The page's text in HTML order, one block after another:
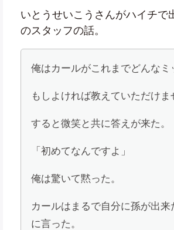
いとうせいこうさんがハイチで
のスタッフの話。
俺はカールがこれまでどんなミ
もしよければ教えていただけま
すると微笑と共に答えが来た。
「初めてなんですよ」
俺は驚いて黙った。
カールはまるで自分に孫が出
に言った。